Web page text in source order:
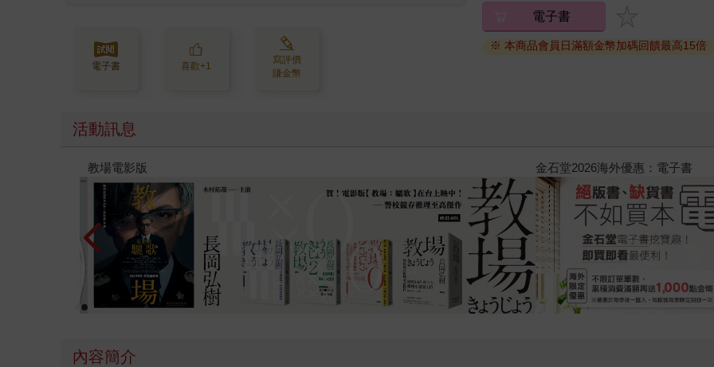
電子書 喜歡+1
寫評價
賺金幣
電子書
※ 本商品會員日滿額金幣加碼回饋最高15倍
活動訊息
時報經典展69折起 黃色書刊回來了！一起走進他的
內容簡介